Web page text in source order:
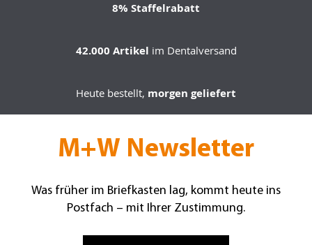
8% Staffelrabatt
42.000 Artikel im Dentalversand
Heute bestellt, morgen geliefert
M+W Newsletter
Was früher im Briefkasten lag, kommt heute ins
Postfach – mit Ihrer Zustimmung.